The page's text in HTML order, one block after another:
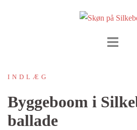
INDLÆG
Byggeboom i
ballade